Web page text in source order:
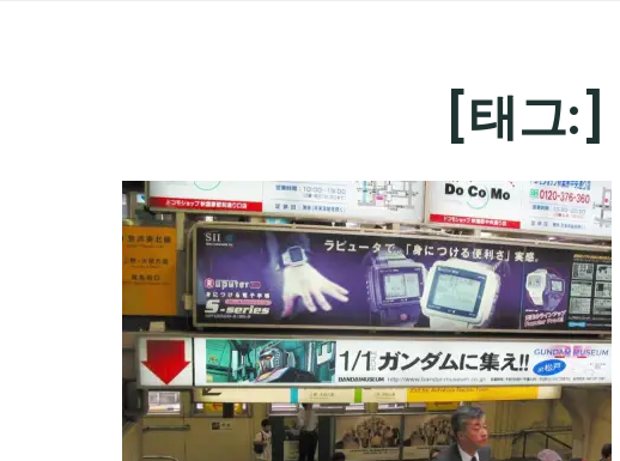
[태그:]
CHILD
MENU
EXPAND
CHILD
MENU
EXPAND
CHILD
MENU